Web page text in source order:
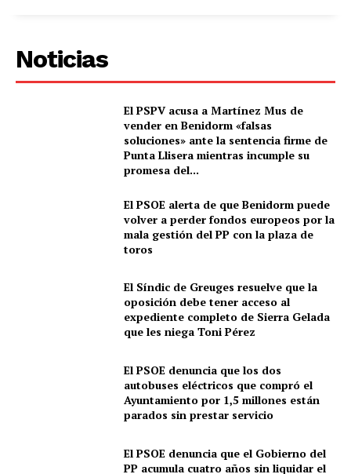
Noticias
El PSPV acusa a Martínez Mus de
vender en Benidorm «falsas
soluciones» ante la sentencia firme de
Punta Llisera mientras incumple su
promesa del...
El PSOE alerta de que Benidorm puede
volver a perder fondos europeos por la
mala gestión del PP con la plaza de
toros
El Síndic de Greuges resuelve que la
oposición debe tener acceso al
expediente completo de Sierra Gelada
que les niega Toni Pérez
El PSOE denuncia que los dos
autobuses eléctricos que compró el
Ayuntamiento por 1,5 millones están
parados sin prestar servicio
El PSOE denuncia que el Gobierno del
PP acumula cuatro años sin liquidar el